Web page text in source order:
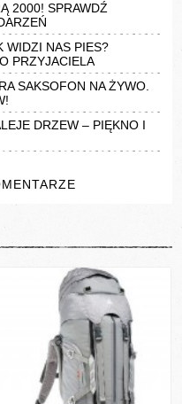
2000! SPRAWDŹ
WIDZI NAS PIES?
PRZYJACIELA
SAKSOFON NA ŻYWO.
DRZEW – PIĘKNO I